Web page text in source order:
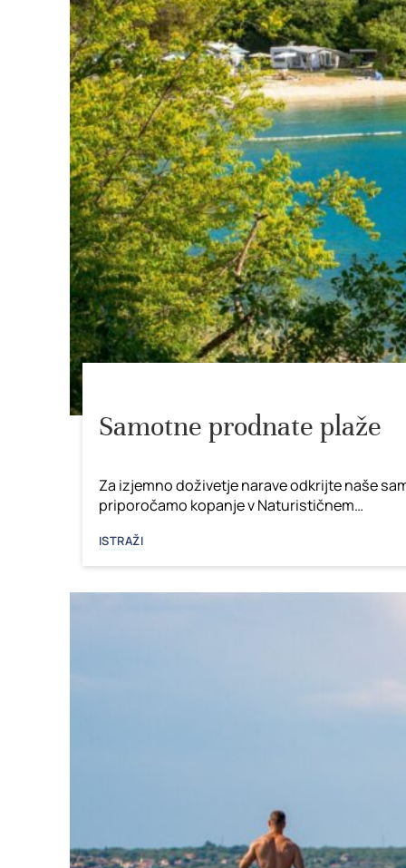
Samotne prodnate plaže
Za izjemno doživetje narave odkrijte naše
priporočamo kopanje v Naturističnem…
ISTRAŽI